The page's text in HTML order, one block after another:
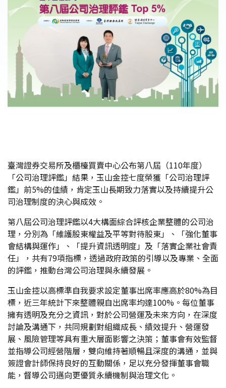
臺灣證券交易所及櫃檯買賣中心公布第八屆（110年度）
「公司治理評鑑」結果，玉山金控七度榮獲「公司治理評
鑑」前5%的佳績，肯定玉山長期致力落實以及持續提升公
司治理制度的決心與成效。
第八屆公司治理評鑑以4大構面綜合評核企業整體的公司治
理，分別為「維護股東權益及平等對待股東」、「強化董事
會結構與運作」、「提升資訊透明度」及「落實企業社會責
任」，共有79項指標，透過政府政策的引導以及專業、全面
的評鑑，推動台灣公司治理與永續發展。
玉山金控以高標準自我要求設定董事出席率應高於80%為目
標，近三年統計下來整體親自出席率均達100%。每位董事
擁有透明及充分之資訊，對於公司營運及未來方向，在深度
討論及溝通下，共同規劃對組織成長、績效提升、營運發
展、風險管理等具有重大層面影響之決策；董事會有效監督
並指導公司經營階層，雙向維持著順暢且深度的溝通，並與
簽證會計師保持良好的互動關係，足以充分發揮董事會職
能，督導公司邁向更優質永續機制與治理文化。